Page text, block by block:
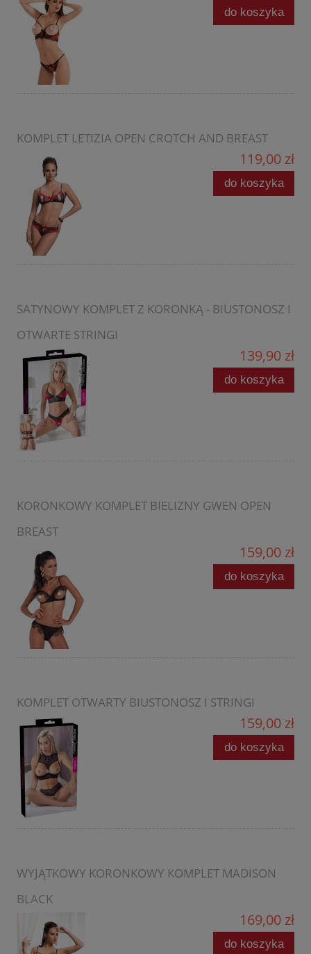
do koszyka
KOMPLET LETIZIA OPEN CROTCH AND BREAST
119,00 zł
do koszyka
SATYNOWY KOMPLET Z KORONKĄ - BIUSTONOSZ I
OTWARTE STRINGI
139,90 zł
do koszyka
KORONKOWY KOMPLET BIELIZNY GWEN OPEN
BREAST
159,00 zł
do koszyka
KOMPLET OTWARTY BIUSTONOSZ I STRINGI
159,00 zł
do koszyka
WYJĄTKOWY KORONKOWY KOMPLET MADISON
BLACK
169,00 zł
do koszyka